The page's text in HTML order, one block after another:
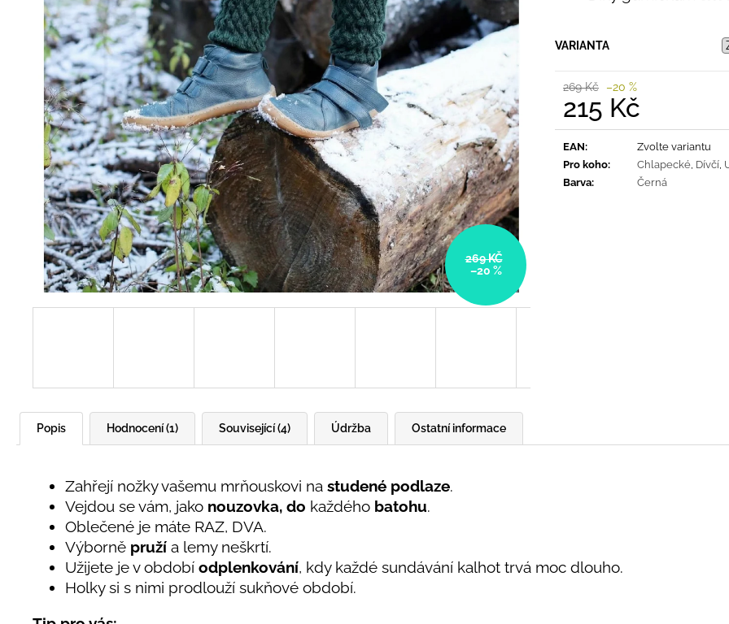
VARIANTA
269 Kč –20 %
215 Kč
Měrná
cena:
EAN:
Zvolte variantu
Pro koho: Chlapecké Dívčí
Barva: Černá
269 KČ
–20 %
Popis Hodnocení (1) Související (4) Ostatní informace
Údržba
Zahřejí nožky vašemu mrňouskovi na studené podlaze.
Vejdou se vám, jako nouzovka, do každého batohu.
Oblečené je máte RAZ, DVA.
Výborně pruží a lemy neškrtí.
Užijete je v období odplenkování, kdy každé sundávání kalhot trvá moc dlouho.
Holky si s nimi prodlouží sukňové období.
395 Kč
395 Kč